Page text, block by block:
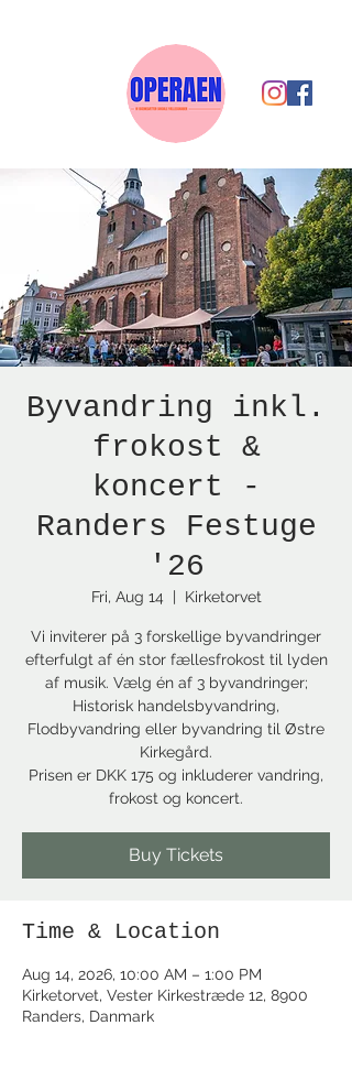
Byvandring inkl.
frokost &
koncert -
Randers Festuge
'26
Fri, Aug 14
  |
Kirketorvet
Vi inviterer på 3 forskellige byvandringer
efterfulgt af én stor fællesfrokost til lyden
af musik. Vælg én af 3 byvandringer;
Historisk handelsbyvandring,
Flodbyvandring eller byvandring til Østre
Kirkegård.
Prisen er DKK 175 og inkluderer vandring,
frokost og koncert.
Buy Tickets
Time & Location
Aug 14, 2026, 10:00 AM – 1:00 PM
Kirketorvet, Vester Kirkestræde 12, 8900
Randers, Danmark